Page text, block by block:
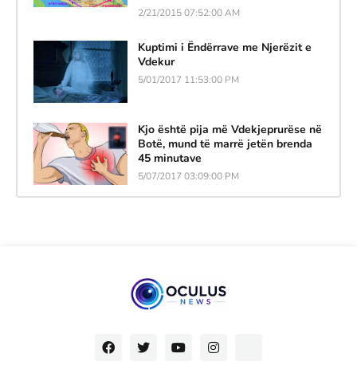
2/21/2015 07:52:00 AM
Kuptimi i Ëndërrave me Njerëzit e
Vdekur
5/01/2017 11:53:00 PM
Kjo është pija më Vdekjeprurëse në
Botë, mund të marrë jetën brenda
45 minutave
5/07/2017 03:09:00 PM